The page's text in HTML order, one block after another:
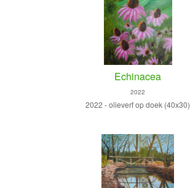
Echinacea
2022
2022 - olieverf op doek (40x30)